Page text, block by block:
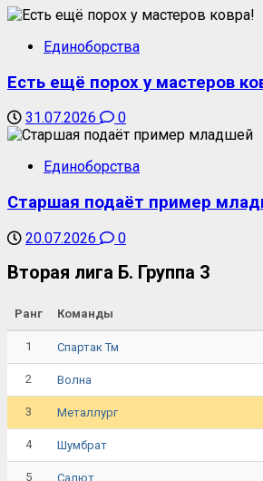
Единоборства
Есть ещё порох у мастеров
31.07.2026 0
Единоборства
Старшая подаёт пример
20.07.2026 0
Вторая лига Б. Группа 3
Ранг Команды
1 Спартак Тм
2 Волна
3 Металлург
4 Шумбрат
5 Салют